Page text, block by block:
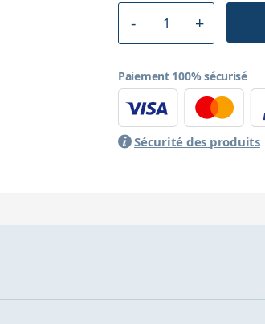
Paiement 100% sécurisé
Sécurité des produits